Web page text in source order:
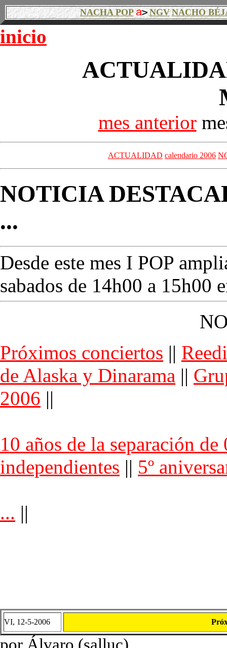
NACHA POP NGV NACHO
inicio
mes anterior
ACTUALIDAD calendario 2006
NOTICIA
...
Desde este mes I POP
sabados de 14h00 a 15h00
Próximos conciertos ||
de Alaska y Dinarama ||
2006 ||
10 años de la separación de
independientes || 5º
... ||
VI, 12-5-2006